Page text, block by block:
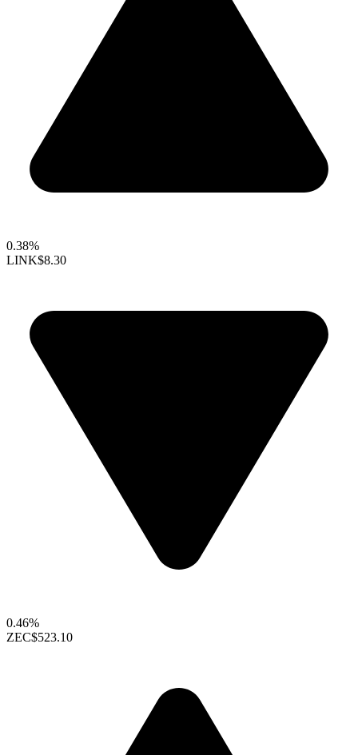
0.38%
LINK$8.30
0.46%
ZEC$523.10